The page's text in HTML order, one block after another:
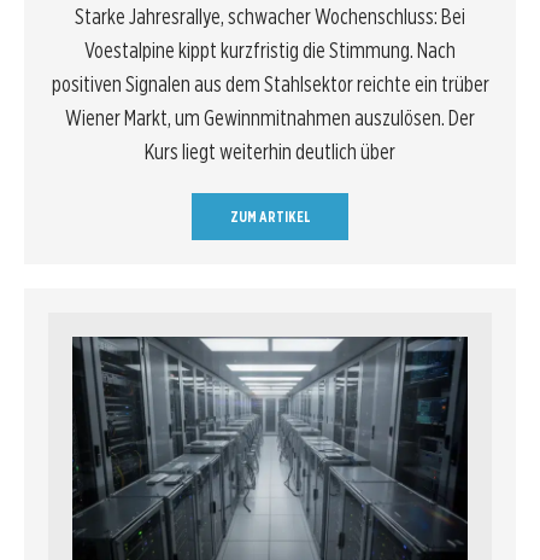
Starke Jahresrallye, schwacher Wochenschluss: Bei
Voestalpine kippt kurzfristig die Stimmung. Nach
positiven Signalen aus dem Stahlsektor reichte ein trüber
Wiener Markt, um Gewinnmitnahmen auszulösen. Der
Kurs liegt weiterhin deutlich über
ZUM ARTIKEL